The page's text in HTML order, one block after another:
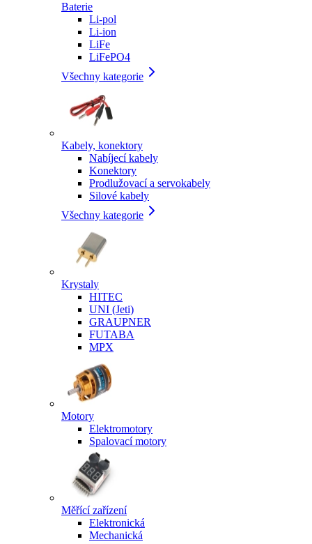
Baterie
Li-pol
Li-ion
LiFe
LiFePO4
Všechny kategorie
Kabely, konektory
Nabíjecí kabely
Konektory
Prodlužovací a servokabely
Silové kabely
Všechny kategorie
Krystaly
HITEC
UNI (Jeti)
GRAUPNER
FUTABA
MPX
Motory
Elektromotory
Spalovací motory
Měřící zařízení
Elektronická
Mechanická